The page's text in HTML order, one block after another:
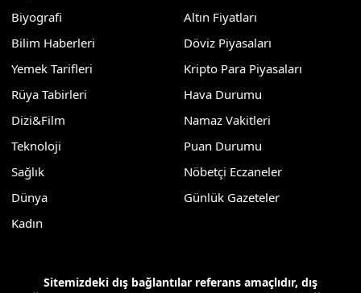
Biyografi
Bilim Haberleri
Yemek Tarifleri
Rüya Tabirleri
Dizi&Film
Teknoloji
Sağlık
Dünya
Kadın
Altın Fiyatları
Döviz Piyasaları
Kripto Para Piyasaları
Hava Durumu
Namaz Vakitleri
Puan Durumu
Nöbetçi Eczaneler
Günlük Gazeteler
Sitemizdeki dış bağlantılar referans amaçlıdır, dış